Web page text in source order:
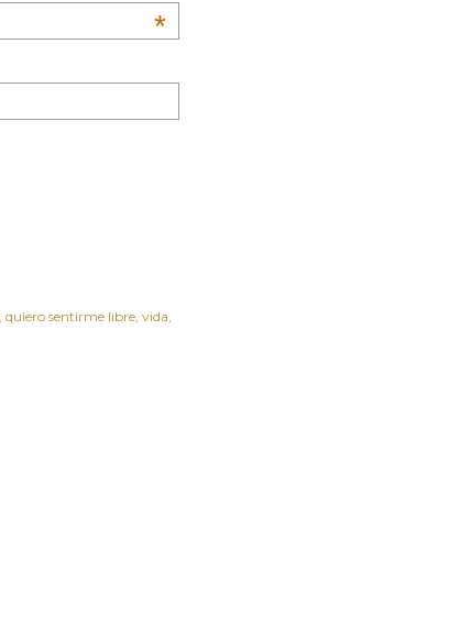
*
quiero sentirme libre vida